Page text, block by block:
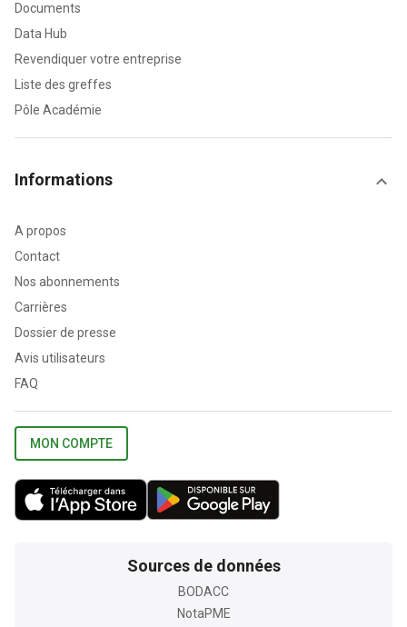
Documents
Data Hub
Revendiquer votre entreprise
Liste des greffes
Pôle Académie
Informations
A propos
Contact
Nos abonnements
Carrières
Dossier de presse
Avis utilisateurs
FAQ
MON COMPTE
Sources de données
BODACC
NotaPME